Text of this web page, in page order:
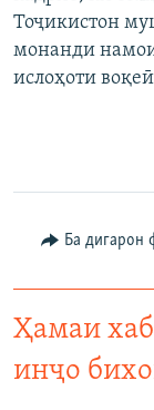
Тоҷикистон
монанди
ислоҳоти
Ба дигарон
Ҳамаи
инҷо